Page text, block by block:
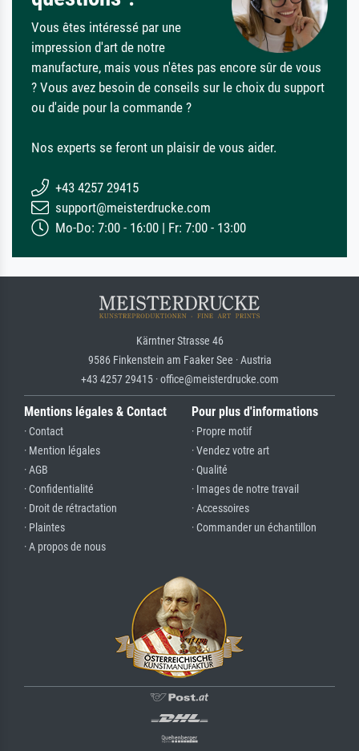
Vous êtes intéressé par une
impression d'art de notre
manufacture, mais vous n'êtes pas encore sûr de vous
? Vous avez besoin de conseils sur le choix du support
ou d'aide pour la commande ?
Nos experts se feront un plaisir de vous aider.
+43 4257 29415
support@meisterdrucke.com
Mo-Do: 7:00 - 16:00 | Fr: 7:00 - 13:00
Kärntner Strasse 46
9586 Finkenstein am Faaker See · Austria
+43 4257 29415 · office@meisterdrucke.com
Mentions légales & Contact
· Contact
· Mention légales
· AGB
· Confidentialité
· Droit de rétractation
· Plaintes
· A propos de nous
Pour plus d'informations
· Propre motif
· Vendez votre art
· Qualité
· Images de notre travail
· Accessoires
· Commander un échantillon